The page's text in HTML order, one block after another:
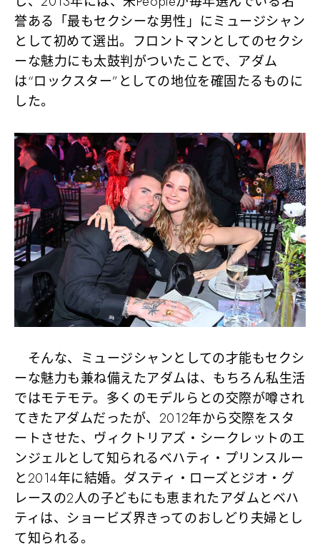
誉ある 「最もセクシーな男性」にミュージシャン
として初めて選出。フロントマンとしてのセクシ
ーな魅力にも太鼓判がついたことで、アダム
は“ロックスター”としての地位を確固たるものに
した。
そんな、ミュージシャンとしての才能もセクシ
ーな魅力も兼ね備えたアダムは、もちろん私生活
ではモテモテ。多くのモデルらとの交際が噂され
てきたアダムだったが、2012年から交際をスタ
ートさせた、ヴィクトリアズ・シークレットのエ
ンジェルとして知られるベハティ・プリンスルー
と2014年に結婚。ダスティ・ローズとジオ・グ
レースの2人の子どもにも恵まれたアダムとベハ
ティは、ショービズ界きってのおしどり夫婦とし
て知られる。